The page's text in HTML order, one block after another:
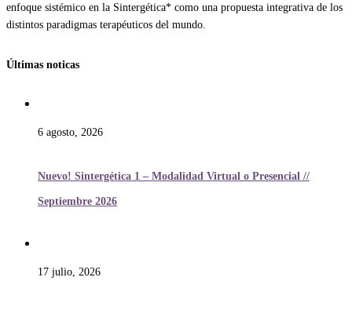
enfoque sistémico en la Sintergética* como una propuesta integrativa de los
distintos paradigmas terapéuticos del mundo.
Últimas noticas
6 agosto, 2026
Nuevo! Sintergética 1 – Modalidad Virtual o Presencial //
Septiembre 2026
17 julio, 2026